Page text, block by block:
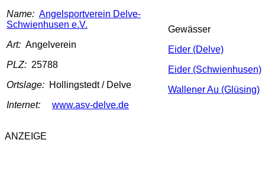
Name: Angelsportverein Delve-
Schwienhusen e.V.
Art: Angelverein
PLZ: 25788
Ortslage: Hollingstedt / Delve
Internet:
www.asv-delve.de
Gewässer
Eider (Delve)
Eider (Schwienhusen)
Wallener Au (Glüsing)
ANZEIGE